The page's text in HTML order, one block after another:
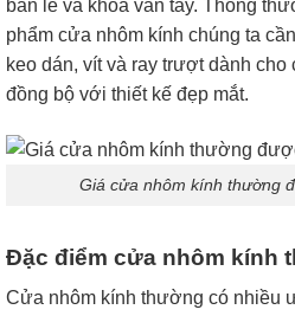
bản lề và khóa vân tay. Thông
phẩm cửa nhôm kính chúng ta
keo dán, vít và ray trượt dành
đồng bộ với thiết kế đẹp mắt.
Giá cửa nhôm kính thường
Đặc điểm cửa nhôm kính
Cửa nhôm kính thường có nhiều